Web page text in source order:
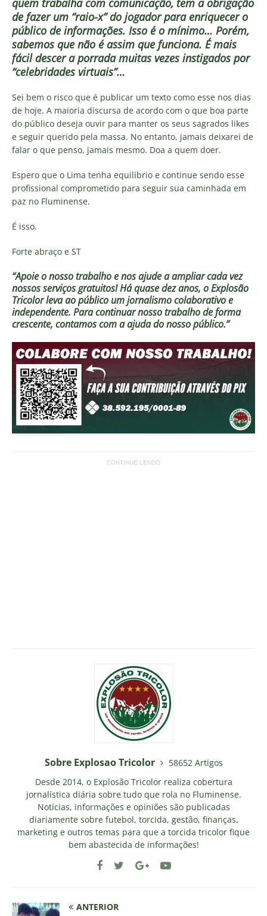
quem trabalha com comunicação, tem a obrigação
de fazer um “raio-x” do jogador para enriquecer o
público de informações. Isso é o mínimo… Porém,
sabemos que não é assim que funciona. É mais
fácil descer a porrada muitas vezes instigados por
“celebridades virtuais”…
Sei bem o risco que é publicar um texto como esse nos dias
de hoje. A maioria discursa de acordo com o que boa parte
do público deseja ouvir para manter os seus sagrados likes
e seguir querido pela massa. No entanto, jamais deixarei de
falar o que penso, jamais mesmo. Doa a quem doer.
Espero que o Lima tenha equilíbrio e continue sendo esse
profissional comprometido para seguir sua caminhada em
paz no Fluminense.
É isso.
Forte abraço e ST
“Apoie o nosso trabalho e nos ajude a ampliar cada vez
nossos serviços gratuitos!Há quase dez anos, o Explosão
Tricolor leva ao público um jornalismo colaborativo e
independente. Para continuar nosso trabalho de forma
crescente, contamos com a ajuda do nosso público.”
CONTINUE LENDO
Sobre Explosao Tricolor
58652 Artigos
Desde 2014, o Explosão Tricolor realiza cobertura
jornalística diária sobre tudo que rola no Fluminense.
Notícias, informações e opiniões são publicadas
diariamente sobre futebol, torcida, gestão, finanças,
marketing e outros temas para que a torcida tricolor fique
bem abastecida de informações!
ANTERIOR